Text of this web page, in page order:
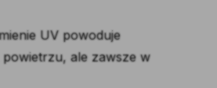
UV powoduje
powietrzu, ale zawsze w